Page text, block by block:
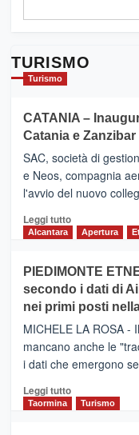
Sud.
A
primo
TURISMO
Turismo
CATANIA –
Catania e
SAC, società di
e Neos, compagnia
l'avvio del nuovo
Leggi tuttoLeggi
CATANIA
–
Inaugurato
il
nuovo
collegamento
tra
e
Zanzibar
Alcantara Apertura
PIEDIMONTE
secondo i dati di
nei primi posti
MICHELE LA ROSA -
mancano anche le
i dati che emergono
Leggi tuttoLeggi
Taormina Turismo